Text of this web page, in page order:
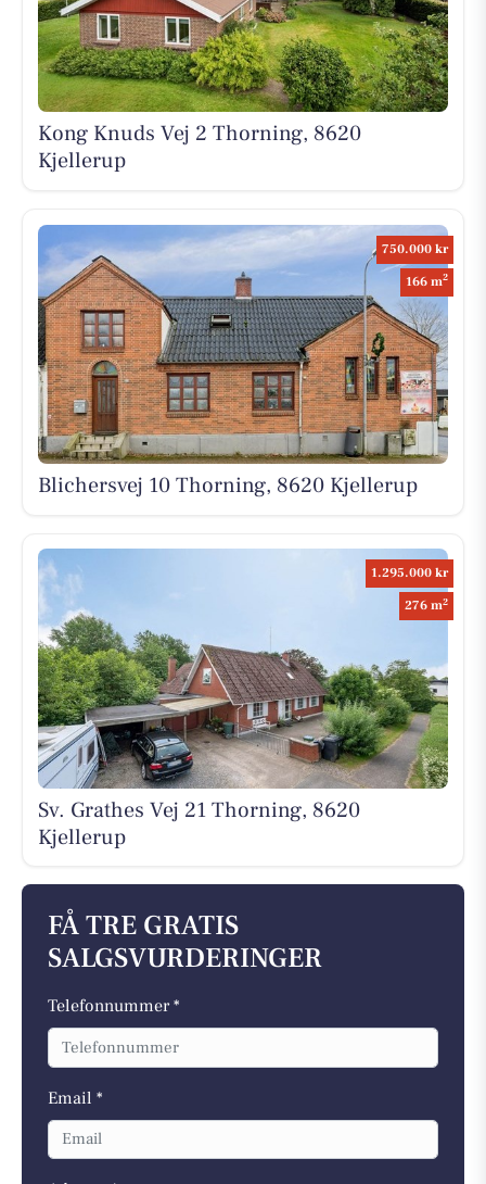
Kong Knuds Vej 2 Thorning, 8620
Kjellerup
750.000 kr
166 m2
Blichersvej 10 Thorning, 8620 Kjellerup
1.295.000 kr
276 m2
Sv. Grathes Vej 21 Thorning, 8620
Kjellerup
FÅ TRE GRATIS
SALGSVURDERINGER
Telefonnummer *
Email *